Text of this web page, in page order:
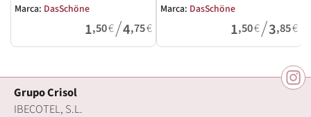
Marca: DasSchöne
1,50€/4,75€
Marca: DasSchöne
1,50€/3,85€
Grupo Crisol
IBECOTEL, S.L.